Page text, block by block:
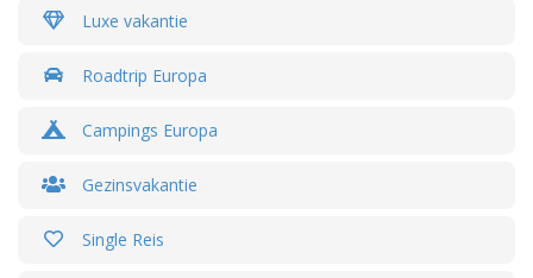
Luxe vakantie
Roadtrip Europa
Campings Europa
Gezinsvakantie
Single Reis